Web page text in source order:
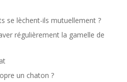
se lèchent-ils mutuellement ?
régulièrement la gamelle de
un chaton ?